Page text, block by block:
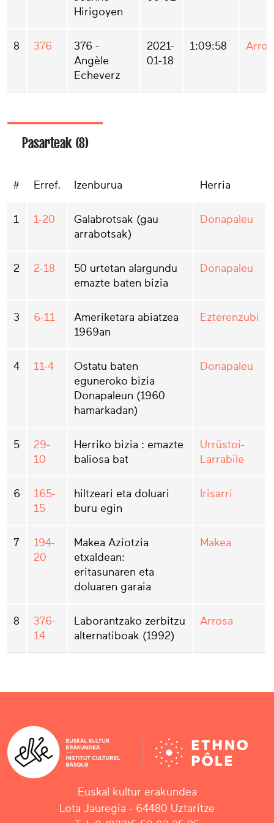
Hirigoyen
8 376
376 -
Angèle
Echeverz
2021-
01-18
1:09:58
Pasarteak (8)
# Erref. Izenburua Herria
1 1-20
Galabrotsak (gau
arrabotsak)
Donapaleu
2 2-18
50 urtetan alargundu
emazte baten bizia
Donapaleu
3 6-11
Ameriketara abiatzea
1969an
Ezterenzubi
4 11-4
Ostatu baten
eguneroko bizia
Donapaleun (1960
hamarkadan)
Donapaleu
5
29-
10
Herriko bizia : emazte
baliosa bat
Urrüstoi-
Larrabile
6
165-
15
hiltzeari eta doluari
buru egin
Irisarri
7
194-
20
Makea Aziotzia
etxaldean:
eritasunaren eta
doluaren garaia
Makea
8
376-
14
Laborantzako zerbitzu
alternatiboak (1992)
Arrosa
Euskal kultur erakundea
Lota Jauregia - 64480 Uztaritze